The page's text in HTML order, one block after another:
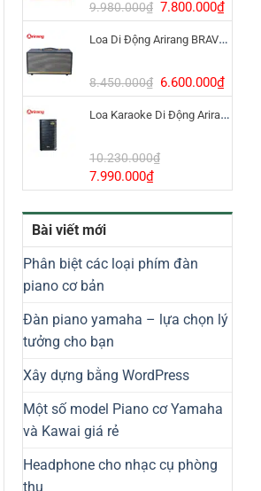
8.800.000₫.
9.980.000₫ Giá
gốc
là:
7.800.000₫Giá
hiện
tại
Loa Di Động Arirang BRAVO 8 800W Có Micro
8.450.000₫ Giá
gốc
là:
6.600.000₫Giá
hiện
tại
Loa Karaoke Di Động Arirang EDGE-X Model I
10.230.000₫
Giá
gốc
là:
10.230.000₫.
7.990.000₫Giá
hiện
tại
7.990.000₫.
Bài viết mới
Phân biệt các loại phím đàn
piano cơ bản
Đàn piano yamaha – lựa chọn lý
tưởng cho bạn
Xây dựng bằng WordPress
Một số model Piano cơ Yamaha
và Kawai giá rẻ
Headphone cho nhạc cụ phòng
thu